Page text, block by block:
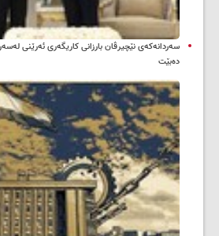
سه‌ردانه‌کەی نێچیرڤان بارزانی كاریگه‌ری ئه‌رێنی
ده‌بێت